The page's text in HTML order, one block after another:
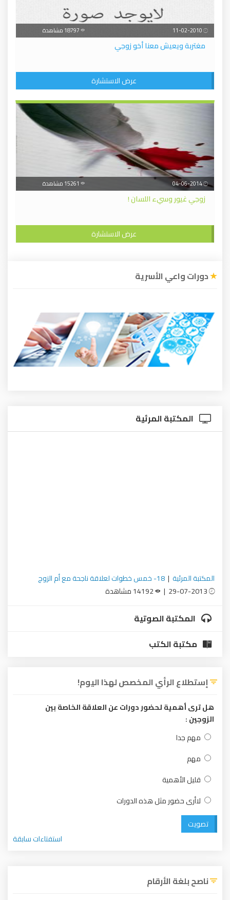
مغتربة ويعيش معنا أخو زوجي
عرض الاستشارة
زوجي غيور وسيء اللسان !
عرض الاستشارة
دورات واعي الأسرية
المكتبة المرئية
المكتبة المرئية | 18- خمس خطوات لعلاقة ناجحة مع أم الزوج
المكتبة الصوتية
مكتبة الكتب
إستطلاع الرأي المخصص لهذا اليوم!
هل ترى أهمية لحضور دورات عن العلاقة الخاصة بين
الزوجين :
مهم جدا
مهم
قليل الأهمية
لاأرى حضور مثل هذه الدورات
تصويت
استفتاءات سابقة
ناصح بلغة الأرقام